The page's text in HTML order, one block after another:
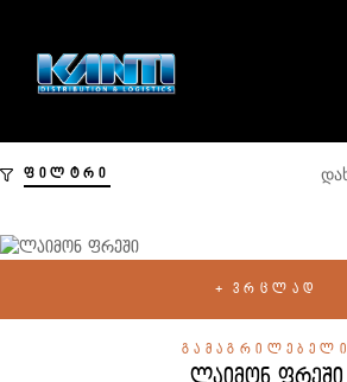
ᲤᲘᲚᲢᲠᲘ
ᲕᲠᲪᲚᲐᲓ
ᲒᲐᲛᲐᲒᲠᲘᲚᲔᲑᲔᲚᲘ